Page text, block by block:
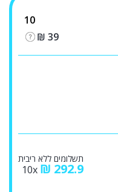
10
₪ 39
תשלומים ללא ריבית
₪ 292.9